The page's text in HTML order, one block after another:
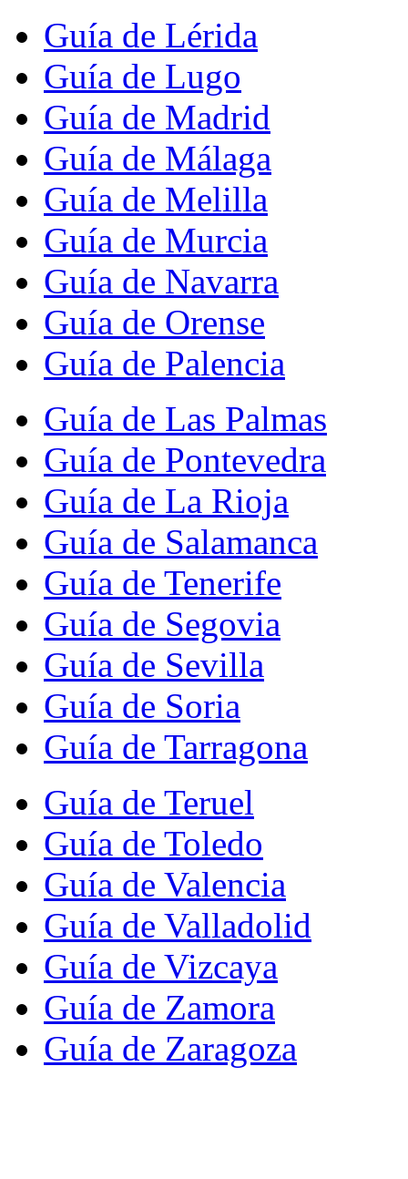
Guía de Lérida
Guía de Lugo
Guía de Madrid
Guía de Málaga
Guía de Melilla
Guía de Murcia
Guía de Navarra
Guía de Orense
Guía de Palencia
Guía de Las Palmas
Guía de Pontevedra
Guía de La Rioja
Guía de Salamanca
Guía de Tenerife
Guía de Segovia
Guía de Sevilla
Guía de Soria
Guía de Tarragona
Guía de Teruel
Guía de Toledo
Guía de Valencia
Guía de Valladolid
Guía de Vizcaya
Guía de Zamora
Guía de Zaragoza